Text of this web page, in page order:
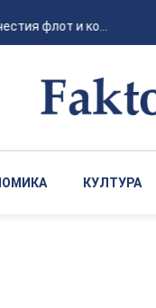
флот и ко...
КУЛТУРА